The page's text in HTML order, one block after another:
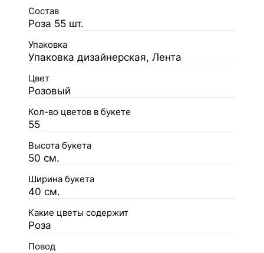
Состав
Роза 55 шт.
Упаковка
Упаковка дизайнерская, Лента
Цвет
Розовый
Кол-во цветов в букете
55
Высота букета
50 см.
Ширина букета
40 см.
Какие цветы содержит
Роза
Повод